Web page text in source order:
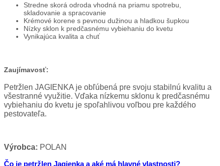
Stredne skorá odroda vhodná na priamu spotrebu,
skladovanie a spracovanie
Krémové korene s pevnou dužinou a hladkou šupkou
Nízky sklon k predčasnému vybiehaniu do kvetu
Vynikajúca kvalita a chuť
Zaujímavosť:
Petržlen JAGIENKA je obľúbená pre svoju stabilnú kvalitu a
všestranné využitie. Vďaka nízkemu sklonu k predčasnému
vybiehaniu do kvetu je spoľahlivou voľbou pre každého
pestovateľa.
Výrobca: POLAN
Čo je petržlen Jagienka a aké má hlavné vlastnosti?